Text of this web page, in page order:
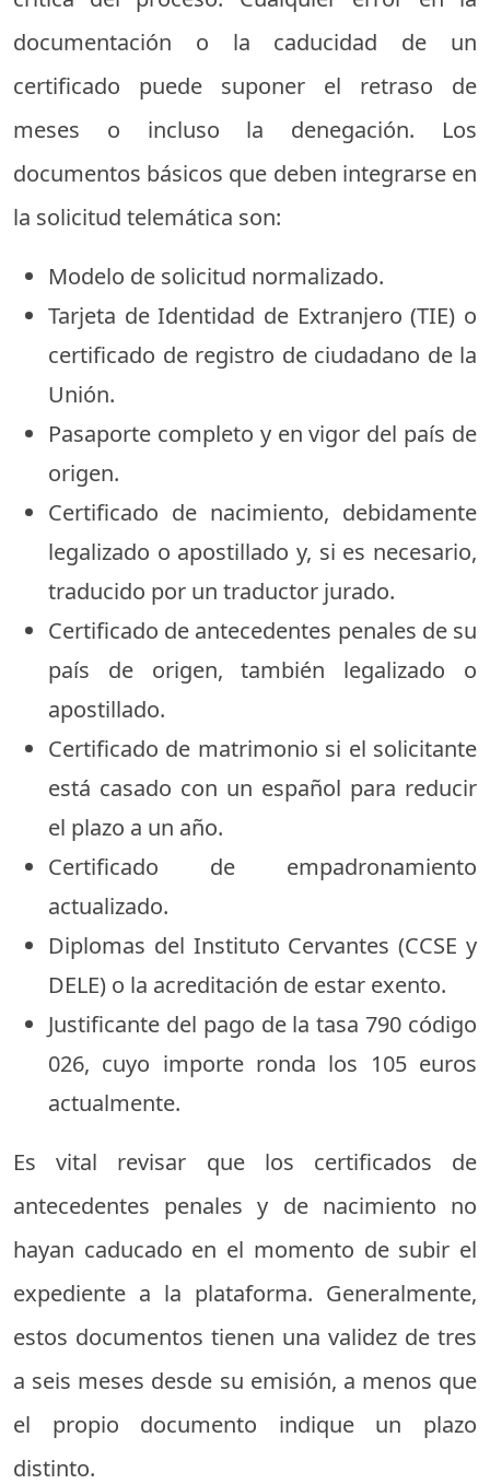
documentación o la caducidad de un
certificado puede suponer el retraso de
meses o incluso la denegación. Los
documentos básicos que deben integrarse en
la solicitud telemática son:
Modelo de solicitud normalizado.
Tarjeta de Identidad de Extranjero (TIE) o
certificado de registro de ciudadano de la
Unión.
Pasaporte completo y en vigor del país de
origen.
Certificado de nacimiento, debidamente
legalizado o apostillado y, si es necesario,
traducido por un traductor jurado.
Certificado de antecedentes penales de su
país de origen, también legalizado o
apostillado.
Certificado de matrimonio si el solicitante
está casado con un español para reducir
el plazo a un año.
Certificado de empadronamiento
actualizado.
Diplomas del Instituto Cervantes (CCSE y
DELE) o la acreditación de estar exento.
Justificante del pago de la tasa 790 código
026, cuyo importe ronda los 105 euros
actualmente.
Es vital revisar que los certificados de
antecedentes penales y de nacimiento no
hayan caducado en el momento de subir el
expediente a la plataforma. Generalmente,
estos documentos tienen una validez de tres
a seis meses desde su emisión, a menos que
el propio documento indique un plazo
distinto.